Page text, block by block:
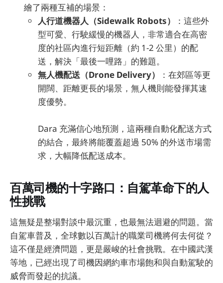
繪了兩種互補的場景：
人行道機器人（Sidewalk Robots）
：這些外
型可愛、行駛緩慢的機器人，非常適合在高密
度的社區內進行短距離（約 1-2 公里）的配
送，解決「最後一哩路」的難題。
無人機配送（Drone Delivery）
：在郊區等更
開闊、距離更長的場景，無人機則能發揮其速
度優勢。
Dara 充滿信心地預測，這兩種自動化配送方式
的結合，最終將能覆蓋超過 50% 的外送市場需
求，大幅降低配送成本。
百萬司機的十字路口：自駕革命下的人
性挑戰
這無疑是整場對談中最沉重，也最無法迴避的問題。當
自駕車普及，全球數以百萬計的職業司機將何去何從？
這不僅是經濟問題，更是嚴峻的社會挑戰。在中國武漢
等地，已經出現了司機因網約車市場飽和與自動駕駛的
威脅而發起的抗議。